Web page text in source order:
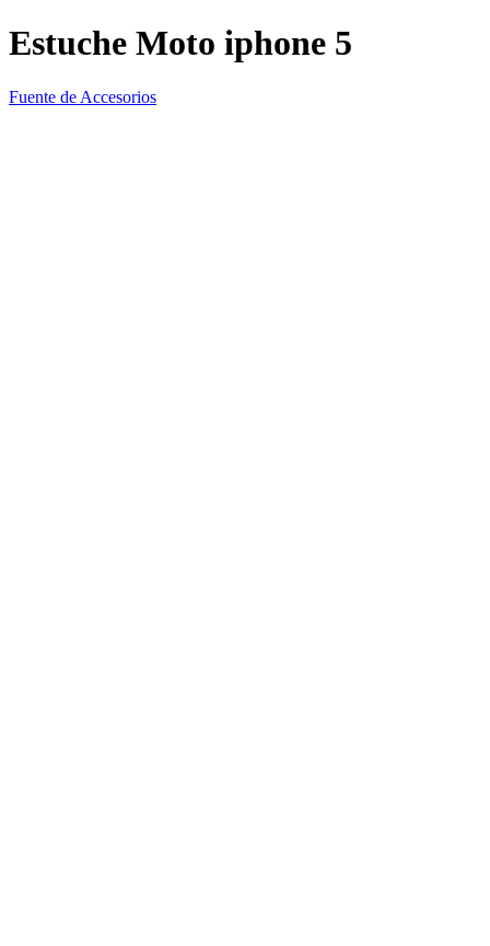
Estuche Moto iphone 5
Fuente de Accesorios